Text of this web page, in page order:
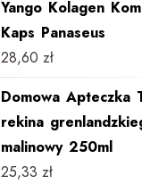
Yango Kolagen
Kaps Panaseus
28,60 zł
Domowa Apteczka
rekina
malinowy 250ml
25,33 zł